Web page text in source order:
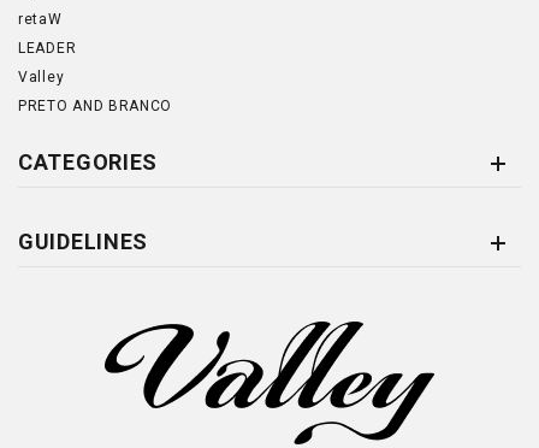
retaW
LEADER
Valley
PRETO AND BRANCO
CATEGORIES
GUIDELINES